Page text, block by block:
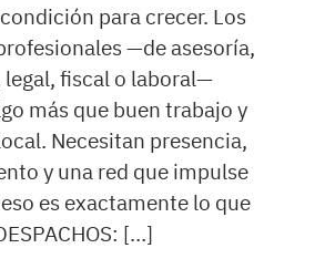
para crecer. Los
—de asesoría,
fiscal o laboral—
más que buen trabajo y
Necesitan presencia,
y una red que impulse
es exactamente lo que
[…]